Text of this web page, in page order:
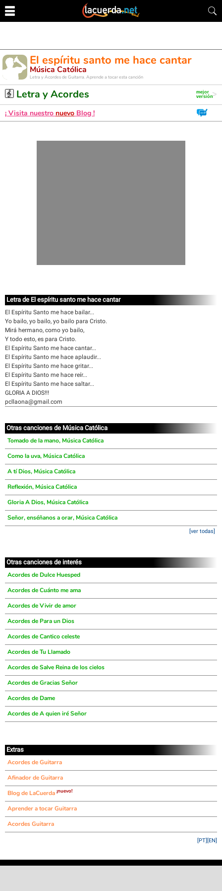
El espíritu santo me hace cantar
Música Católica
Letra y Acordes de Guitarra. Aprende a tocar esta canción
Letra y Acordes
¡ Visita nuestro nuevo Blog !
Letra de El espíritu santo me hace cantar
El Espíritu Santo me hace bailar...
Yo bailo, yo bailo, yo bailo para Cristo.
Mirá hermano, como yo bailo,
Y todo esto, es para Cristo.
El Espíritu Santo me hace cantar...
El Espíritu Santo me hace aplaudir...
El Espíritu Santo me hace gritar...
El Espíritu Santo me hace reír...
El Espíritu Santo me hace saltar...
GLORIA A DIOS!!!
pcllaona@gmail.com
Otras canciones de Música Católica
Tomado de la mano, Música Católica
Como la uva, Música Católica
A tí Dios, Música Católica
Reflexión, Música Católica
Gloria A Dios, Música Católica
Señor, enséñanos a orar, Música Católica
[ver todas]
Otras canciones de interés
Acordes de Dulce Huesped
Acordes de Cuánto me ama
Acordes de Vivir de amor
Acordes de Para un Dios
Acordes de Cantico celeste
Acordes de Tu Llamado
Acordes de Salve Reina de los cielos
Acordes de Gracias Señor
Acordes de Dame
Acordes de A quien iré Señor
Extras
Acordes de Guitarra
Afinador de Guitarra
Blog de LaCuerda ¡nuevo!
Aprender a tocar Guitarra
Acordes Guitarra
[EN]
[PT]